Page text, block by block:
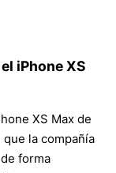
iPhone XS
XS Max de
la compañía
forma